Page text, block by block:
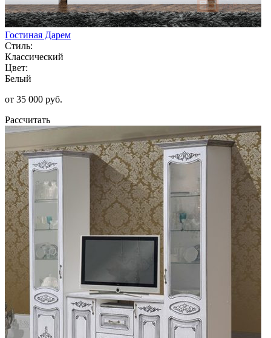
Гостиная Дарем
Стиль:
Классический
Цвет:
Белый
от 35 000 руб.
Рассчитать